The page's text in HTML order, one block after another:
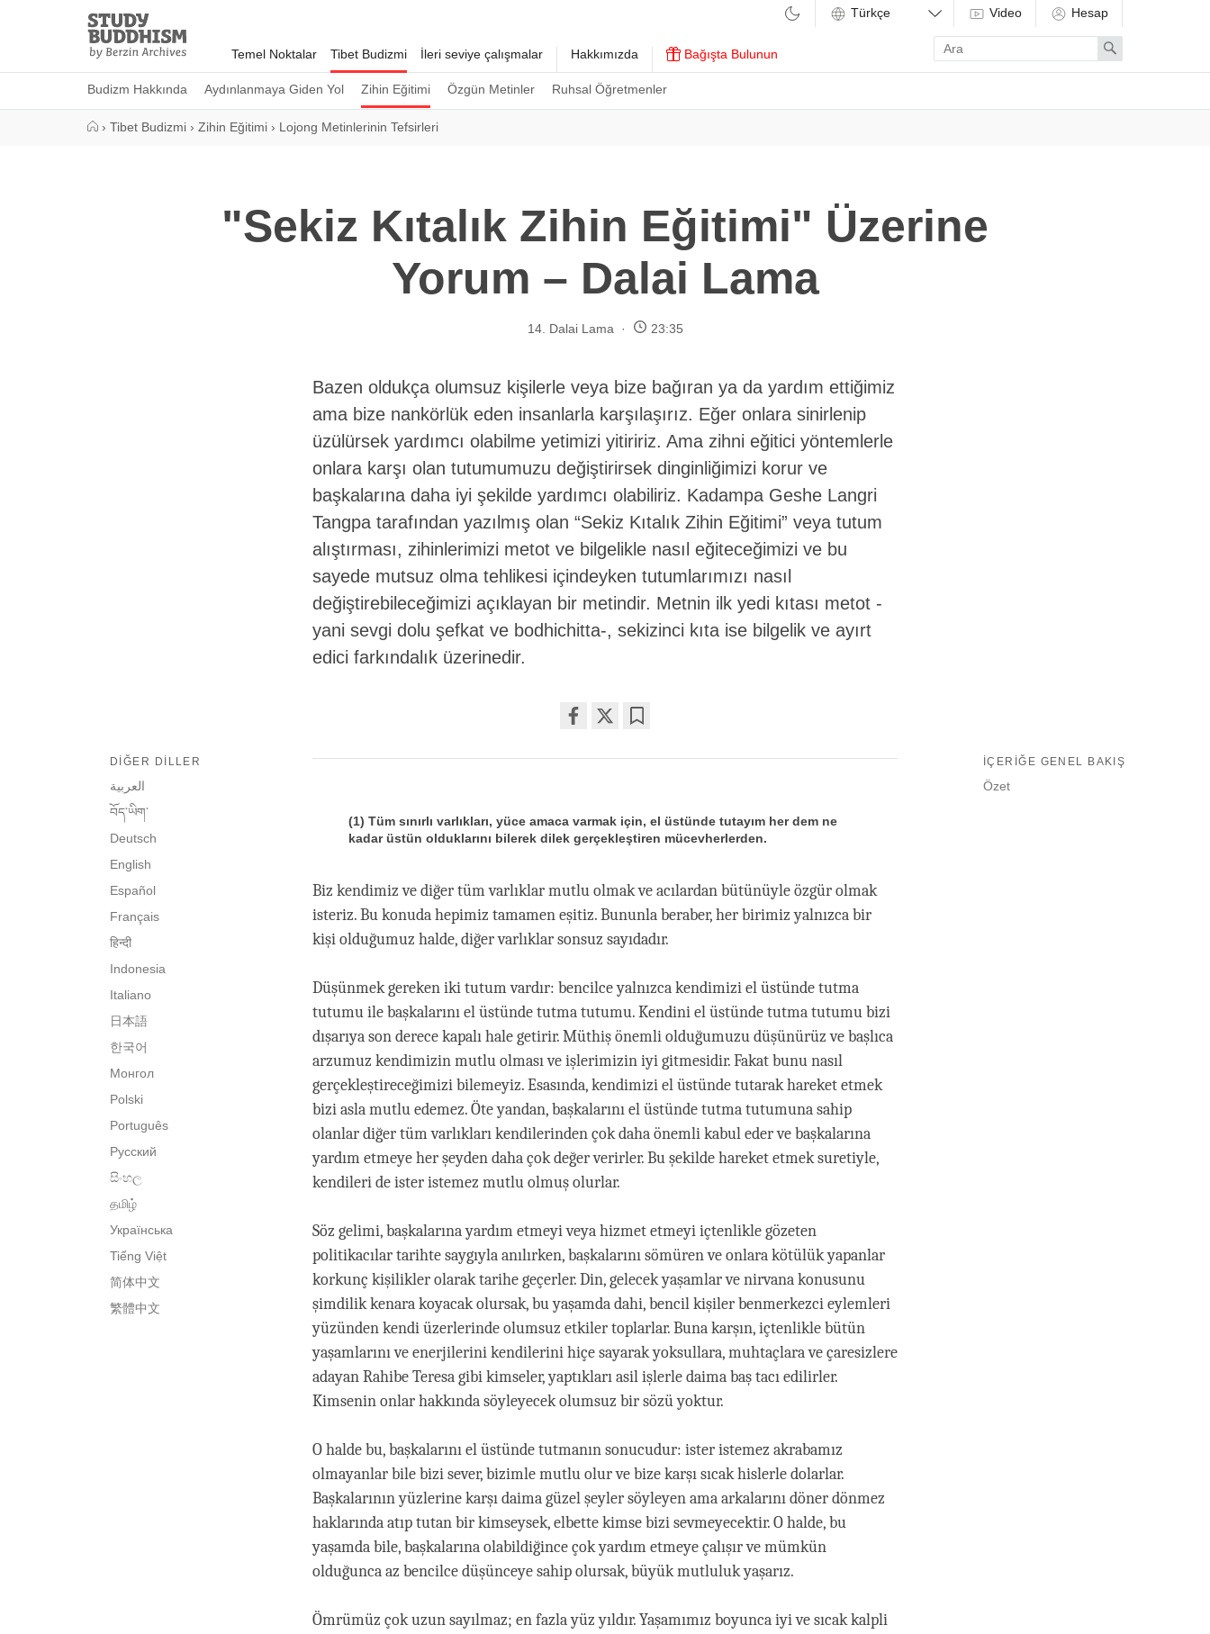
Study
Buddhism
Home
Temel Noktalar Tibet Budizmi
Budizm Hakkında Aydınlanmaya Giden Yol Zihin Eğitimi Özgün Metinler Ruhsal Öğretmenler
İleri seviye çalışmalar Hakkımızda Bağışta Bulunun
Video Hesap
Enter
search
term
Search
› Tibet Budizmi › Zihin Eğitimi › Lojong Metinlerinin Tefsirleri
"Sekiz Kıtalık Zihin Eğitimi" Üzerine
Yorum – Dalai Lama
14. Dalai Lama 23:35
Bazen oldukça olumsuz kişilerle veya bize bağıran ya da yardım ettiğimiz
ama bize nankörlük eden insanlarla karşılaşırız. Eğer onlara sinirlenip
üzülürsek yardımcı olabilme yetimizi yitiririz. Ama zihni eğitici yöntemlerle
onlara karşı olan tutumumuzu değiştirirsek dinginliğimizi korur ve
başkalarına daha iyi şekilde yardımcı olabiliriz. Kadampa Geshe Langri
Tangpa tarafından yazılmış olan “Sekiz Kıtalık Zihin Eğitimi” veya tutum
alıştırması, zihinlerimizi metot ve bilgelikle nasıl eğiteceğimizi ve bu
sayede mutsuz olma tehlikesi içindeyken tutumlarımızı nasıl
değiştirebileceğimizi açıklayan bir metindir. Metnin ilk yedi kıtası metot -
yani sevgi dolu şefkat ve bodhichitta-, sekizinci kıta ise bilgelik ve ayırt
edici farkındalık üzerinedir.
on
İÇERIĞE GENEL BAKIŞ
Özet
DIĞER DILLER
العربية
བོད་ཡིག་
Deutsch
English
Español
Français
हिन्दी
Indonesia
Italiano
日本語
한국어
Монгол
Polski
Português
Русский
සිංහල
தமிழ்
Українська
Tiếng Việt
简体中文
繁體中文
(1) Tüm sınırlı varlıkları, yüce amaca varmak için, el üstünde tutayım her dem ne
kadar üstün olduklarını bilerek dilek gerçekleştiren mücevherlerden.
Biz kendimiz ve diğer tüm varlıklar mutlu olmak ve acılardan bütünüyle özgür olmak
isteriz. Bu konuda hepimiz tamamen eşitiz. Bununla beraber, her birimiz yalnızca bir
kişi olduğumuz halde, diğer varlıklar sonsuz sayıdadır.
Düşünmek gereken iki tutum vardır: bencilce yalnızca kendimizi el üstünde tutma
tutumu ile başkalarını el üstünde tutma tutumu. Kendini el üstünde tutma tutumu bizi
dışarıya son derece kapalı hale getirir. Müthiş önemli olduğumuzu düşünürüz ve başlıca
arzumuz kendimizin mutlu olması ve işlerimizin iyi gitmesidir. Fakat bunu nasıl
gerçekleştireceğimizi bilemeyiz. Esasında, kendimizi el üstünde tutarak hareket etmek
bizi asla mutlu edemez. Öte yandan, başkalarını el üstünde tutma tutumuna sahip
olanlar diğer tüm varlıkları kendilerinden çok daha önemli kabul eder ve başkalarına
yardım etmeye her şeyden daha çok değer verirler. Bu şekilde hareket etmek suretiyle,
kendileri de ister istemez mutlu olmuş olurlar.
Söz gelimi, başkalarına yardım etmeyi veya hizmet etmeyi içtenlikle gözeten
politikacılar tarihte saygıyla anılırken, başkalarını sömüren ve onlara kötülük yapanlar
korkunç kişilikler olarak tarihe geçerler. Din, gelecek yaşamlar ve nirvana konusunu
şimdilik kenara koyacak olursak, bu yaşamda dahi, bencil kişiler benmerkezci eylemleri
yüzünden kendi üzerlerinde olumsuz etkiler toplarlar. Buna karşın, içtenlikle bütün
yaşamlarını ve enerjilerini kendilerini hiçe sayarak yoksullara, muhtaçlara ve çaresizlere
adayan Rahibe Teresa gibi kimseler, yaptıkları asil işlerle daima baş tacı edilirler.
Kimsenin onlar hakkında söyleyecek olumsuz bir sözü yoktur.
O halde bu, başkalarını el üstünde tutmanın sonucudur: ister istemez akrabamız
olmayanlar bile bizi sever, bizimle mutlu olur ve bize karşı sıcak hislerle dolarlar.
Başkalarının yüzlerine karşı daima güzel şeyler söyleyen ama arkalarını döner dönmez
haklarında atıp tutan bir kimseysek, elbette kimse bizi sevmeyecektir. O halde, bu
yaşamda bile, başkalarına olabildiğince çok yardım etmeye çalışır ve mümkün
olduğunca az bencilce düşünceye sahip olursak, büyük mutluluk yaşarız.
Ömrümüz çok uzun sayılmaz; en fazla yüz yıldır. Yaşamımız boyunca iyi ve sıcak kalpli